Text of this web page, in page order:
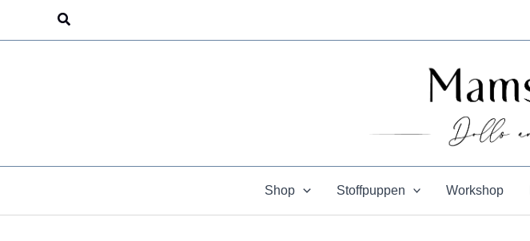
Suchen
Shop Stoffpuppen Workshop